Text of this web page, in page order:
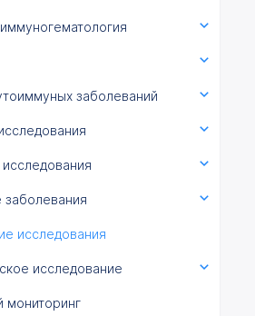
заболеваний
исследования
исследование
мониторинг